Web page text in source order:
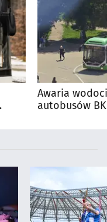
Awaria
autobusów